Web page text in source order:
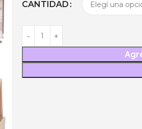
CANTIDAD